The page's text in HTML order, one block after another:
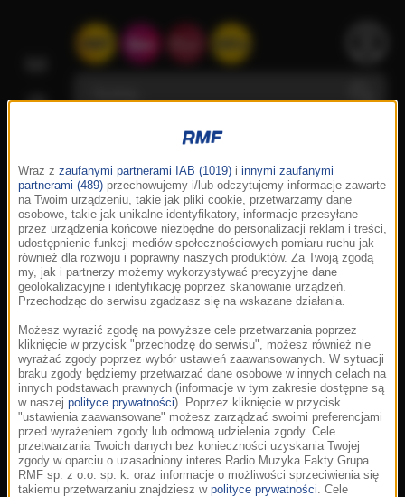
Wraz z zaufanymi partnerami IAB (1019) i innymi zaufanymi
partnerami (489) przechowujemy i/lub odczytujemy informacje zawarte
na Twoim urządzeniu, takie jak pliki cookie, przetwarzamy dane
osobowe, takie jak unikalne identyfikatory, informacje przesyłane
przez urządzenia końcowe niezbędne do personalizacji reklam i treści,
udostępnienie funkcji mediów społecznościowych pomiaru ruchu jak
również dla rozwoju i poprawny naszych produktów. Za Twoją zgodą
my, jak i partnerzy możemy wykorzystywać precyzyjne dane
geolokalizacyjne i identyfikację poprzez skanowanie urządzeń.
Przechodząc do serwisu zgadzasz się na wskazane działania.
Możesz wyrazić zgodę na powyższe cele przetwarzania poprzez
kliknięcie w przycisk "przechodzę do serwisu", możesz również nie
wyrażać zgody poprzez wybór ustawień zaawansowanych. W sytuacji
braku zgody będziemy przetwarzać dane osobowe w innych celach na
innych podstawach prawnych (informacje w tym zakresie dostępne są
w naszej polityce prywatności). Poprzez kliknięcie w przycisk
"ustawienia zaawansowane" możesz zarządzać swoimi preferencjami
przed wyrażeniem zgody lub odmową udzielenia zgody. Cele
przetwarzania Twoich danych bez konieczności uzyskania Twojej
zgody w oparciu o uzasadniony interes Radio Muzyka Fakty Grupa
RMF sp. z o.o. sp. k. oraz informacje o możliwości sprzeciwienia się
takiemu przetwarzaniu znajdziesz w polityce prywatności. Cele